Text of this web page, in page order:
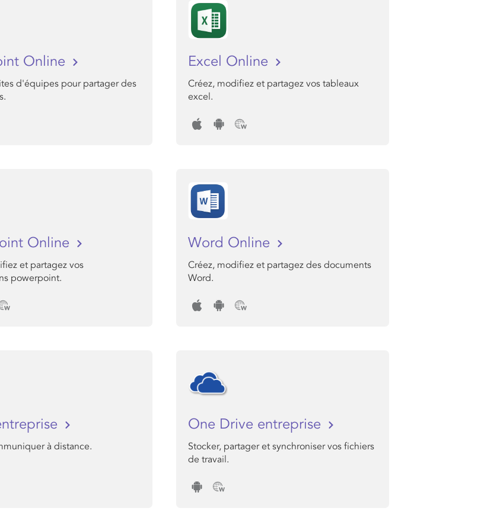
Online
d'équipes pour partager des
Excel Online
Créez, modifiez et partagez vos tableaux
excel.
Online
et partagez vos
powerpoint.
Word Online
Créez, modifiez et partagez des documents
Word.
à distance.
One Drive entreprise
Stocker, partager et synchroniser vos fichiers
de travail.